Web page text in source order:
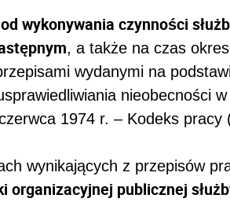
wykonywania czynności
, a także na czas
wydanymi na
nieobecności
1974 r. – Kodeks pracy
wynikających z przepisów
publicznej